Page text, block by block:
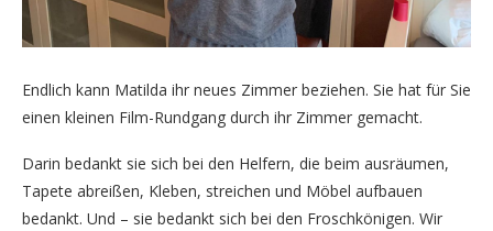
Endlich kann Matilda ihr neues Zimmer beziehen. Sie hat für Sie
einen kleinen Film-Rundgang durch ihr Zimmer gemacht.
Darin bedankt sie sich bei den Helfern, die beim ausräumen,
Tapete abreißen, Kleben, streichen und Möbel aufbauen
bedankt. Und – sie bedankt sich bei den Froschkönigen. Wir